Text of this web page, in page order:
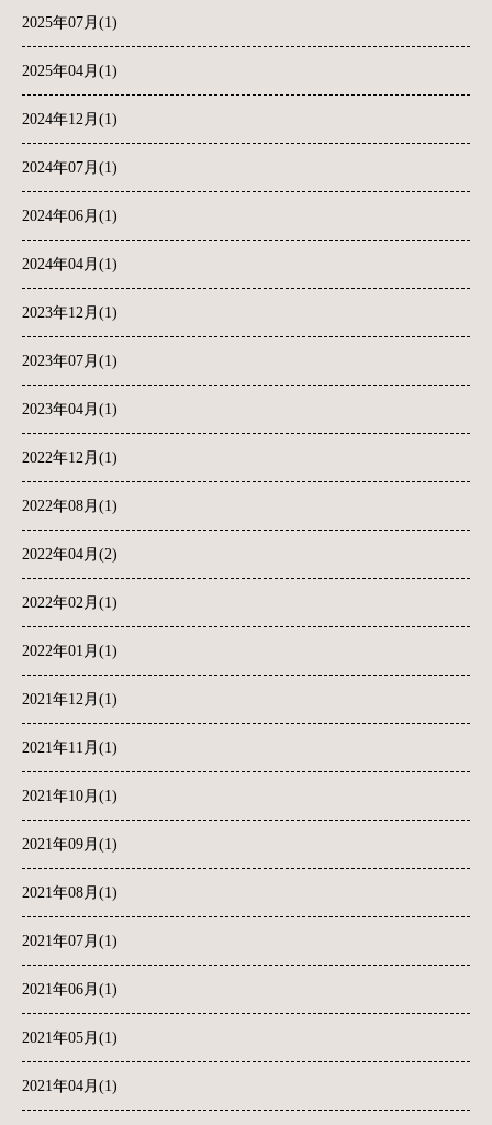
2025年07月(1)
2025年04月(1)
2024年12月(1)
2024年07月(1)
2024年06月(1)
2024年04月(1)
2023年12月(1)
2023年07月(1)
2023年04月(1)
2022年12月(1)
2022年08月(1)
2022年04月(2)
2022年02月(1)
2022年01月(1)
2021年12月(1)
2021年11月(1)
2021年10月(1)
2021年09月(1)
2021年08月(1)
2021年07月(1)
2021年06月(1)
2021年05月(1)
2021年04月(1)